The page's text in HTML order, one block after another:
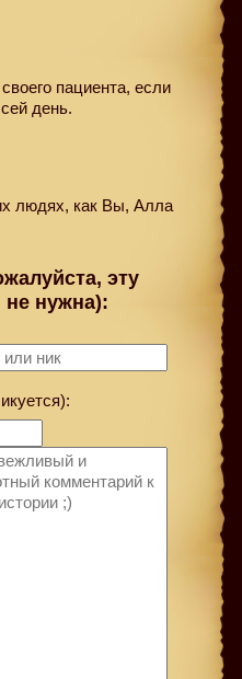
пациента, если
день.
людях, как Вы, Алла
эту
не нужна):